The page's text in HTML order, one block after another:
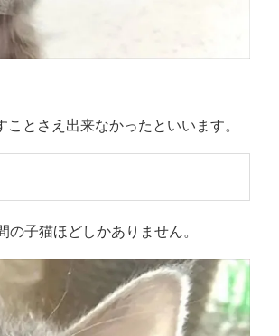
とさえ出来なかったといいます。
子猫ほどしかありません。